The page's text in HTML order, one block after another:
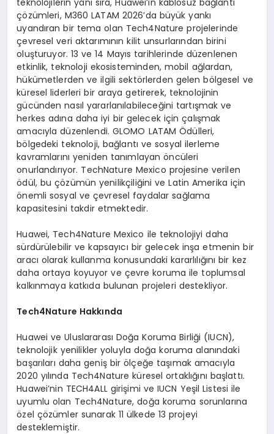
çözümleri, M360 LATAM 2026’da büyük yankı
uyandıran bir tema olan Tech4Nature projelerinde
çevresel veri aktarımının kilit unsurlarından birini
oluşturuyor. 13 ve 14 Mayıs tarihlerinde düzenlenen
etkinlik, teknoloji ekosisteminden, mobil ağlardan,
hükümetlerden ve ilgili sektörlerden gelen bölgesel ve
küresel liderleri bir araya getirerek, teknolojinin
gücünden nasıl yararlanılabileceğini tartışmak ve
herkes adına daha iyi bir gelecek için çalışmak
amacıyla düzenlendi. GLOMO LATAM Ödülleri,
bölgedeki teknoloji, bağlantı ve sosyal ilerleme
kavramlarını yeniden tanımlayan öncüleri
onurlandırıyor. TechNature Mexico projesine verilen
ödül, bu çözümün yenilikçiliğini ve Latin Amerika için
önemli sosyal ve çevresel faydalar sağlama
kapasitesini takdir etmektedir.
Huawei, Tech4Nature Mexico ile teknolojiyi daha
sürdürülebilir ve kapsayıcı bir gelecek inşa etmenin bir
aracı olarak kullanma konusundaki kararlılığını bir kez
daha ortaya koyuyor ve çevre koruma ile toplumsal
kalkınmaya katkıda bulunan projeleri destekliyor.
Tech4Nature Hakkında
Huawei ve Uluslararası Doğa Koruma Birliği (IUCN),
teknolojik yenilikler yoluyla doğa koruma alanındaki
başarıları daha geniş bir ölçeğe taşımak amacıyla
2020 yılında Tech4Nature küresel ortaklığını başlattı.
Huawei’nin TECH4ALL girişimi ve IUCN Yeşil Listesi ile
uyumlu olan Tech4Nature, doğa koruma sorunlarına
özel çözümler sunarak 11 ülkede 13 projeyi
desteklemiştir.